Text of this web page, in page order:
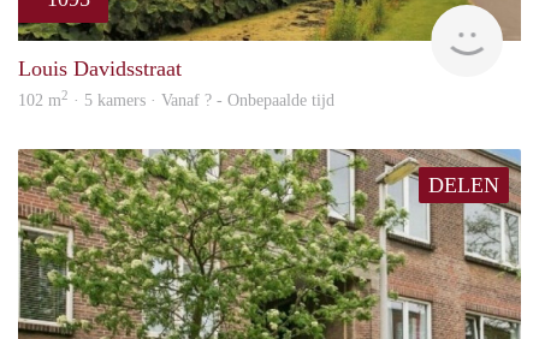
Louis Davidsstraat
102 m2 · 5 kamers · Vanaf ? - Onbepaalde tijd
DELEN